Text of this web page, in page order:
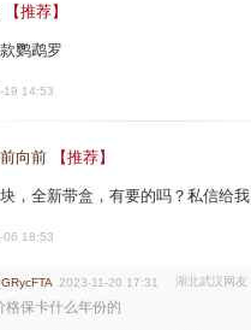
【推荐】
鹦鹉罗
19 14:53
向前 【推荐】
，全新带盒，有要的吗？私信给我
06 18:53
2023-11-20 17:31 湖北武汉网友
格保卡什么年份的